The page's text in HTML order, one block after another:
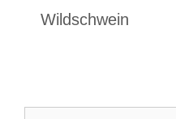
Wildschwein